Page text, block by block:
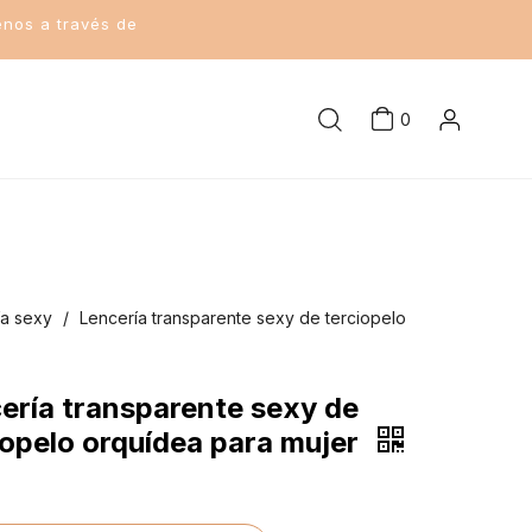
a través de
0
sexy / Lencería transparente sexy de terciopelo
transparente sexy de
orquídea para mujer